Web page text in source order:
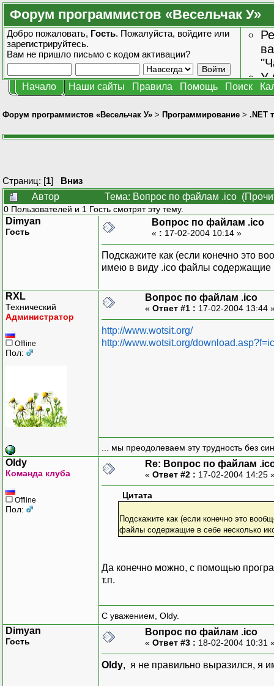
Форум программистов «Весельчак У»
Добро пожаловать, Гость. Пожалуйста, войдите или
зарегистрируйтесь.
Вам не пришло письмо с кодом активации?
У
Начало Наши сайты Правила Помощь Поиск
Форум программистов «Весельчак У» > Программирование > .NET
Страниц: [1] Вниз
Автор
Тема: Вопрос по файлам .ico
0 Пользователей и 1 Гость смотрят эту тему.
Dimyan
Гость
Вопрос по файлам .ico
« : 17-02-2004 10:14 »
Подскажите как (если конечно это
имею в виду .ico файлы содержащие
RXL
Технический
Администратор
Offline
Пол:
Вопрос по файлам .ico
« Ответ #1 : 17-02-2004 13:44
http://www.wotsit.org/
http://www.wotsit.org/
... мы преодолеваем эту трудность без
Oldy
Команда клуба
Offline
Пол:
Re: Вопрос по файлам
« Ответ #2 : 17-02-2004 14:25
Цитата
Подскажите как (если конечно это
файлы содержащие в себе несколько
Да конечно можно, с помощью
т.п.
С уважением, Oldy.
Dimyan
Гость
Вопрос по файлам .ico
« Ответ #3 : 18-02-2004 10:31
Oldy, я не правильно выразился, я